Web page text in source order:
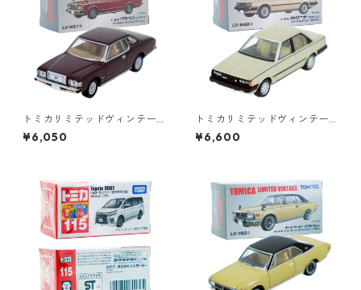
トミカリミテッドヴィンテー
ジネオ LV-N61b トヨタ クラウ
ン 2ドアHT 2000DX カスタ
¥6,050
トミカリミテッドヴィンテー
ジネオ LV-N68b トヨタ カリ
ーナ 1500 SG ロードランナー
¥6,600